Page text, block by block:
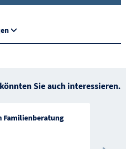
Sie auch interessieren.
Familienberatung